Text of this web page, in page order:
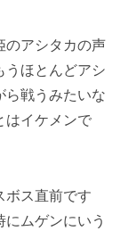
のアシタカの声
うほとんどアシ
ら戦うみたいな
はイケメンで
ボス直前です
ムゲンにいう